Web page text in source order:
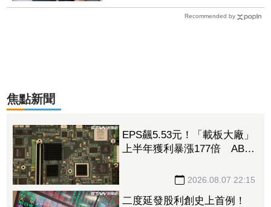
Recommended by
焦點新聞
EPS飆5.53元！「載板大廠」
上半年獲利暴漲177倍 ABF
2026.08.07 22:15
二度延發股利創史上首例！